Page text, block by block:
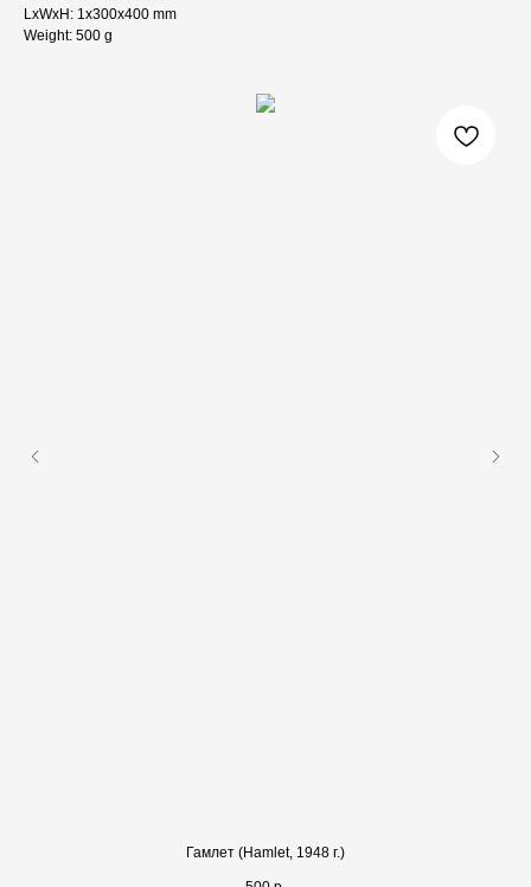
LxWxH: 1x300x400 mm
Weight: 500 g
Гамлет (Hamlet, 1948 г.)